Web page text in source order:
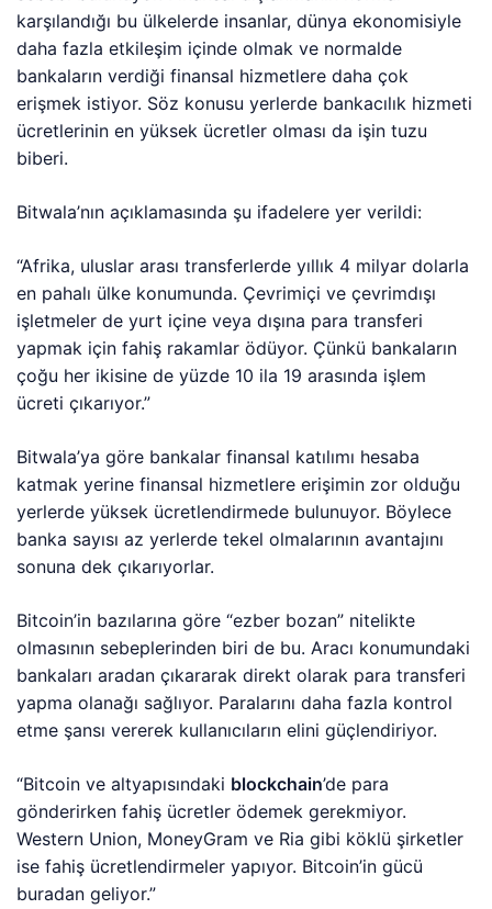
karşılandığı bu ülkelerde insanlar, dünya ekonomisiyle
daha fazla etkileşim içinde olmak ve normalde
bankaların verdiği finansal hizmetlere daha çok
erişmek istiyor. Söz konusu yerlerde bankacılık hizmeti
ücretlerinin en yüksek ücretler olması da işin tuzu
biberi.
Bitwala’nın açıklamasında şu ifadelere yer verildi:
“Afrika, uluslar arası transferlerde yıllık 4 milyar dolarla
en pahalı ülke konumunda. Çevrimiçi ve çevrimdışı
işletmeler de yurt içine veya dışına para transferi
yapmak için fahiş rakamlar ödüyor. Çünkü bankaların
çoğu her ikisine de yüzde 10 ila 19 arasında işlem
ücreti çıkarıyor.”
Bitwala’ya göre bankalar finansal katılımı hesaba
katmak yerine finansal hizmetlere erişimin zor olduğu
yerlerde yüksek ücretlendirmede bulunuyor. Böylece
banka sayısı az yerlerde tekel olmalarının avantajını
sonuna dek çıkarıyorlar.
Bitcoin’in bazılarına göre “ezber bozan” nitelikte
olmasının sebeplerinden biri de bu. Aracı konumundaki
bankaları aradan çıkararak direkt olarak para transferi
yapma olanağı sağlıyor. Paralarını daha fazla kontrol
etme şansı vererek kullanıcıların elini güçlendiriyor.
“Bitcoin ve altyapısındaki blockchain’de para
gönderirken fahiş ücretler ödemek gerekmiyor.
Western Union, MoneyGram ve Ria gibi köklü şirketler
ise fahiş ücretlendirmeler yapıyor. Bitcoin’in gücü
buradan geliyor.”